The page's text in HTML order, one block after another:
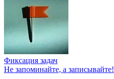
Фиксация задач
Не запоминайте, а записывайте!